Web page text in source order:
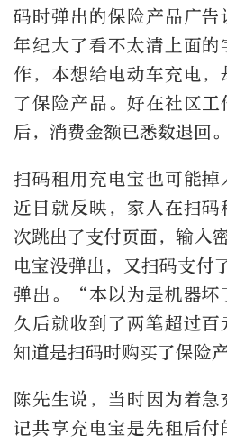
码时弹出的保险产品广
年纪大了看不太清上面
作，本想给电动车充电
了保险产品。好在社区
后，消费金额已悉数退回。
扫码租用充电宝也可能
近日就反映，家人在扫
次跳出了支付页面，输入
电宝没弹出，又扫码支付
弹出。“本以为是机器坏
久后就收到了两笔超过
知道是扫码时购买了保险
陈先生说，当时因为着
记共享充电宝是先租后